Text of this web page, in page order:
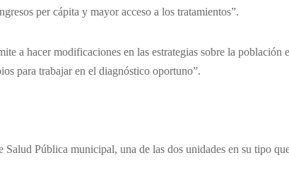
per cápita y mayor acceso a los tratamientos”.
a hacer modificaciones en las estrategias sobre la población
para trabajar en el diagnóstico oportuno”.
Pública municipal, una de las dos unidades en su tipo